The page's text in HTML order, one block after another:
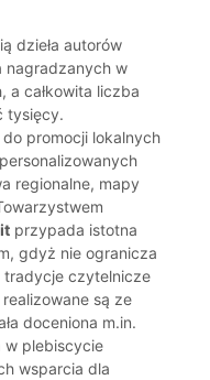
dzieła autorów
nagradzanych w
a całkowita liczba
tysięcy.
promocji lokalnych
regionalne, mapy
przypada istotna
gdyż nie ogranicza
tradycje czytelnicze
są ze
doceniona m.in.
w plebiscycie
wsparcia dla